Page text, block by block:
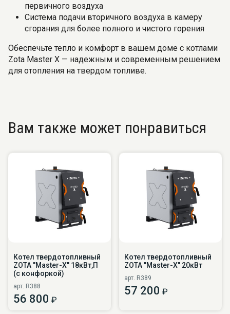
первичного воздуха
Система подачи вторичного воздуха в камеру
сгорания для более полного и чистого горения
Обеспечьте тепло и комфорт в вашем доме с котлами
Zota Master X — надежным и современным решением
для отопления на твердом топливе.
Вам также может понравиться
Котел твердотопливный
ZOTA "Master-X" 18кВт,П
(с конфоркой)
арт. R388
56 800 ₽
Котел твердотопливный
ZOTA "Master-X" 20кВт
арт. R389
57 200 ₽